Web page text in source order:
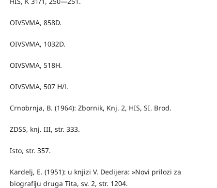
OIVSVMA, 858D.
OIVSVMA, 1032D.
OIVSVMA, 518H.
OIVSVMA, 507 H/l.
Crnobrnja, B. (1964): Zbornik, Knj. 2, HIS, SI. Brod.
ZDSS, knj. III, str. 333.
Isto, str. 357.
Kardelj, E. (1951): u knjizi V. Dedijera: »Novi prilozi za
biografiju druga Tita, sv. 2, str. 1204.